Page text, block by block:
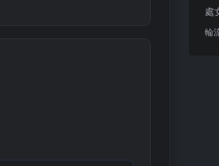
處
輪